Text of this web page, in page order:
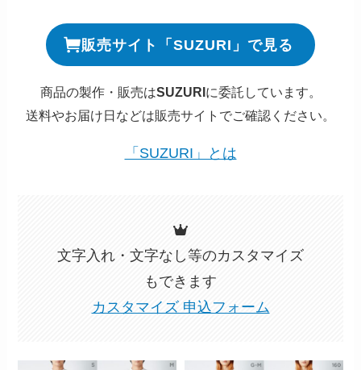
販売サイト「SUZURI」で見る
商品の製作・販売はSUZURIに委託しています。
送料やお届け日などは販売サイトでご確認ください。
「SUZURI」とは
文字入れ・文字なし等のカスタマイズ
もできます
カスタマイズ 申込フォーム